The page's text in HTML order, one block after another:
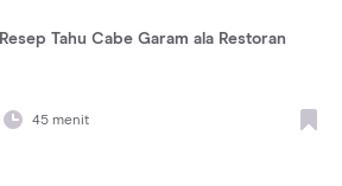
Resep Tahu Cabe Garam ala Restoran
45 menit